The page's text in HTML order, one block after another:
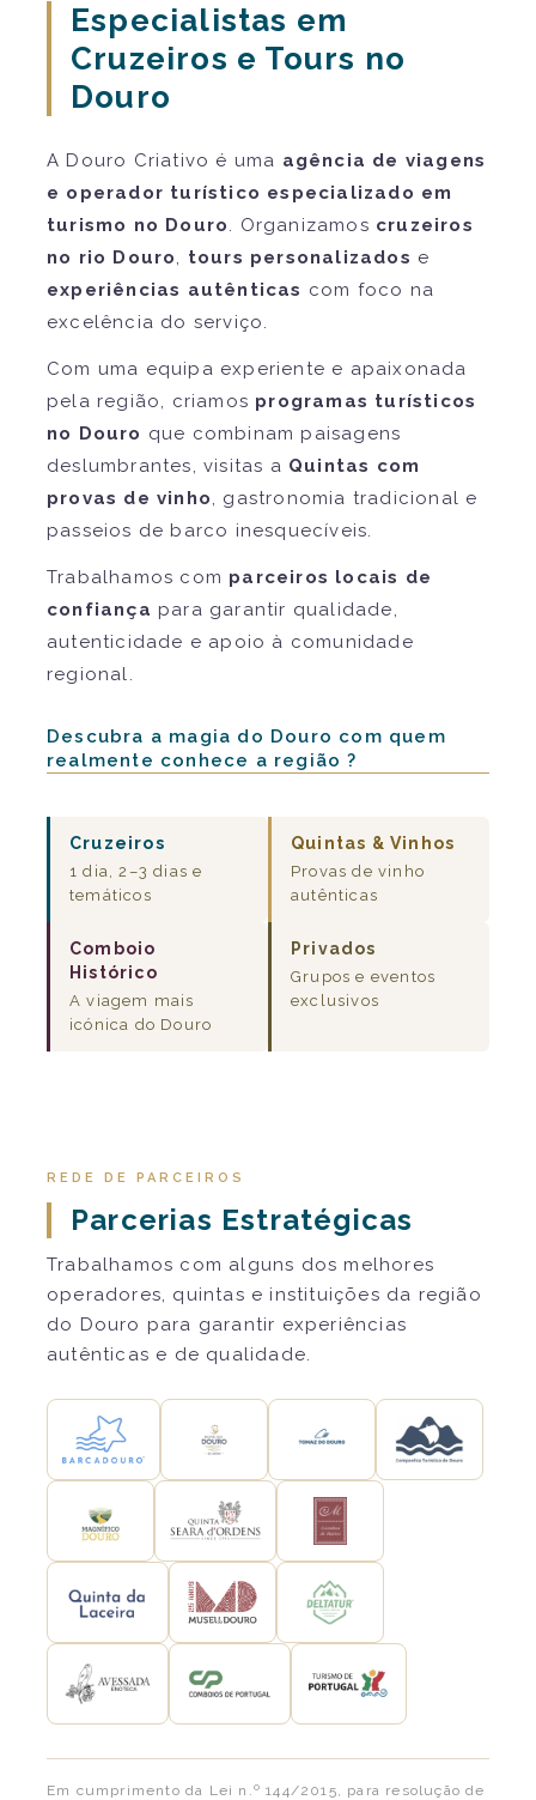
Especialistas em
Cruzeiros e Tours no
Douro
A Douro Criativo é uma agência de viagens
e operador turístico especializado em
turismo no Douro. Organizamos cruzeiros
no rio Douro, tours personalizados e
experiências autênticas com foco na
excelência do serviço.
Com uma equipa experiente e apaixonada
pela região, criamos programas turísticos
no Douro que combinam paisagens
deslumbrantes, visitas a Quintas com
provas de vinho, gastronomia tradicional e
passeios de barco inesquecíveis.
Trabalhamos com parceiros locais de
confiança para garantir qualidade,
autenticidade e apoio à comunidade
regional.
Descubra a magia do Douro com quem
realmente conhece a região ?
Cruzeiros
1 dia, 2–3 dias e
temáticos
Quintas & Vinhos
Provas de vinho
autênticas
Comboio
Histórico
A viagem mais
icónica do Douro
Privados
Grupos e eventos
exclusivos
REDE DE PARCEIROS
Parcerias Estratégicas
Trabalhamos com alguns dos melhores
operadores, quintas e instituições da região
do Douro para garantir experiências
autênticas e de qualidade.
Em cumprimento da Lei n.º 144/2015, para resolução de